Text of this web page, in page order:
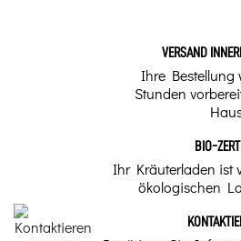
VERSAND
Ihre Bestellung
Stunden
BIO-
Ihr Kräuterladen ist
ökologischen